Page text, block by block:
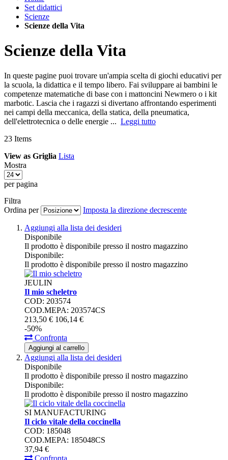
Set didattici
Scienze
Scienze della Vita
Scienze della Vita
In queste pagine puoi trovare un'ampia scelta di giochi educativi per
la scuola, la didattica e il tempo libero. Fai sviluppare ai bambini le
competenze matematiche di base con i mattoncini Newmero o i kit
marbotic. Lascia che i ragazzi si divertano affrontando esperimenti
nei campi della meccanica, della statica, della pneumatica,
dell'elettrotecnica o delle energie ... Leggi tutto
23 Items
View as Griglia Lista
Mostra
per pagina
Filtra
Ordina per
Imposta la direzione decrescente
Aggiungi alla lista dei desideri
Disponibile
Il prodotto è disponibile presso il nostro magazzino
Disponibile:
Il prodotto è disponibile presso il nostro magazzino
JEULIN
Il mio scheletro
COD: 203574
COD.MEPA: 203574CS
213,50 € 106,14 €
-50%
Confronta
Aggiungi al carrello
Aggiungi alla lista dei desideri
Disponibile
Il prodotto è disponibile presso il nostro magazzino
Disponibile:
Il prodotto è disponibile presso il nostro magazzino
SI MANUFACTURING
Il ciclo vitale della coccinella
COD: 185048
COD.MEPA: 185048CS
37,94 €
Confronta